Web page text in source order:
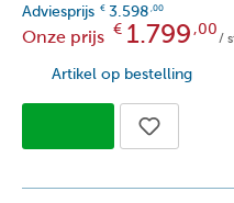
Adviesprijs € 3.598 ,00
Onze prijs € 1.799 ,00
/
Artikel op bestelling